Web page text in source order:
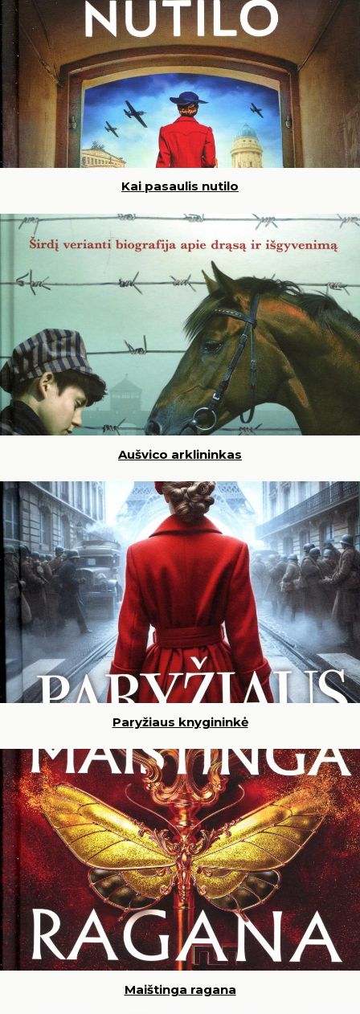
Kai pasaulis nutilo
Aušvico arklininkas
Paryžiaus knygininkė
Maištinga ragana